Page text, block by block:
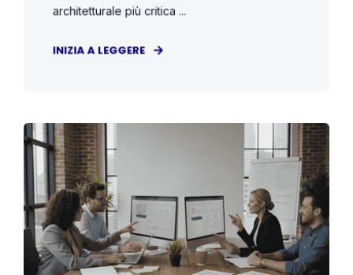
architetturale più critica ...
INIZIA A LEGGERE